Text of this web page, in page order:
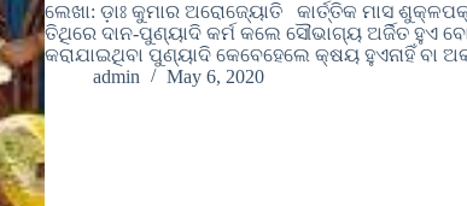
ଲେଖା: ଡ଼ାଃ କୁମାର ଅରୋଜ୍ୟୋତି କାର୍ତ୍ତିକ ମାସ
ତିଥିରେ ଦାନ-ପୁଣ୍ୟାଦି କର୍ମ କଲେ ସୌଭାଗ୍ୟ ଅର୍ଜିତ ହୁଏ
କରାଯାଇଥିବା ପୁଣ୍ୟାଦି କେବେହେଲେ କ୍ଷୟ ହୁଏନାହିଁ ବା
admin
May 6, 2020